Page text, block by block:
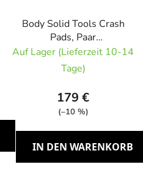
Body Solid Tools Crash
Pads, Paar
stoßdämpfende Polster
für Olympische Hanteln
Auf Lager (Lieferzeit 10-14
Tage)
179 €
(–10 %)
IN DEN WARENKORB